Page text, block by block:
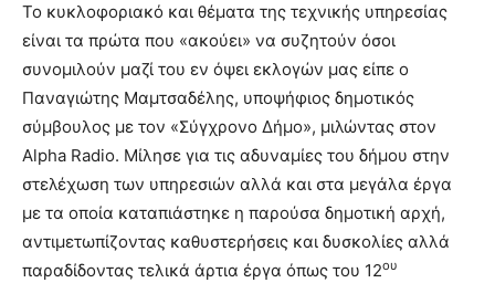
Το κυκλοφοριακό και θέματα της τεχνικής υπηρεσίας
είναι τα πρώτα που «ακούει» να συζητούν όσοι
συνομιλούν μαζί του εν όψει εκλογών μας είπε ο
Παναγιώτης Μαμτσαδέλης, υποψήφιος δημοτικός
σύμβουλος με τον «Σύγχρονο Δήμο», μιλώντας στον
Alpha Radio. Μίλησε για τις αδυναμίες του δήμου στην
στελέχωση των υπηρεσιών αλλά και στα μεγάλα έργα
με τα οποία καταπιάστηκε η παρούσα δημοτική αρχή,
αντιμετωπίζοντας καθυστερήσεις και δυσκολίες αλλά
παραδίδοντας τελικά άρτια έργα όπως του 12ου